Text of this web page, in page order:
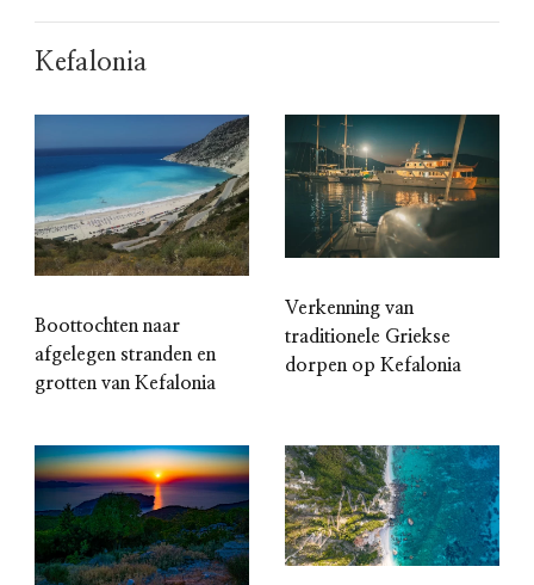
Kefalonia
Boottochten naar
afgelegen stranden en
grotten van Kefalonia
Verkenning van
traditionele Griekse
dorpen op Kefalonia